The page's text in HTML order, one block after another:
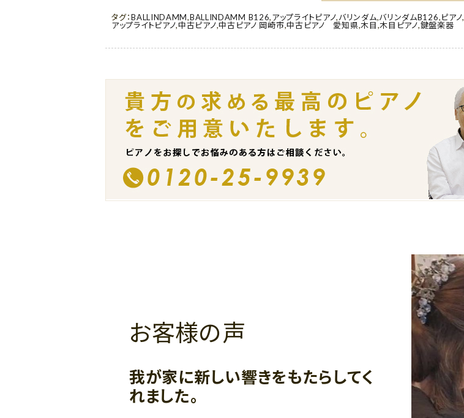
タグ：BALLINDAMM,BALLINDAMM B126,アップライトピアノ,バリンダム,バリンダムB126,ピアノ,
アップライトピアノ,中古ピアノ,中古ピアノ 岡崎市,中古ピアノ 愛知県,木目,木目ピアノ,鍵盤楽器
お客様の声
我が家に新しい響きをもたらしてく
れました。